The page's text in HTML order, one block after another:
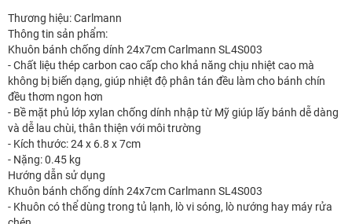
Thương hiệu: Carlmann
Thông tin sản phẩm:
Khuôn bánh chống dính 24x7cm Carlmann SL4S003
- Chất liệu thép carbon cao cấp cho khả năng chịu nhiệt cao mà
không bị biến dạng, giúp nhiệt độ phân tán đều làm cho bánh chín
đều thơm ngon hơn
- Bề mặt phủ lớp xylan chống dính nhập từ Mỹ giúp lấy bánh dễ dàng
và dễ lau chùi, thân thiện với môi trường
- Kích thước: 24 x 6.8 x 7cm
- Nặng: 0.45 kg
Hướng dẫn sử dụng
Khuôn bánh chống dính 24x7cm Carlmann SL4S003
- Khuôn có thể dùng trong tủ lạnh, lò vi sóng, lò nướng hay máy rửa